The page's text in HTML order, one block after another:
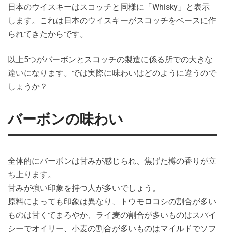
日本のウイスキーはスコッチと同様に「Whisky」と表示
します。これは日本のウイスキーがスコッチをベースに作
られてきたからです。
以上5つがバーボンとスコッチの製造に係る所での大きな
違いになります。では実際に味わいはどのように違うので
しょうか？
バーボンの味わい
全体的にバーボンは甘みが感じられ、焦げた樽の香りが立
ち上ります。
甘みが強い印象を持つ人が多いでしょう。
原料によっても印象は異なり、トウモロコシの割合が多い
ものは甘くてまろやか、ライ麦の割合が多いものはスパイ
シーでオイリー、小麦の割合が多いものはマイルドでソフ